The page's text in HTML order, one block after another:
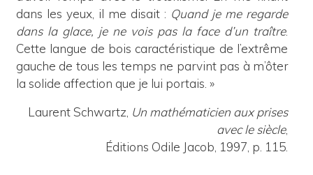
dans les yeux, il me disait : Quand je me regarde
dans la glace, je ne vois pas la face d’un traître.
Cette langue de bois caractéristique de l’extrême
gauche de tous les temps ne parvint pas à m’ôter
la solide affection que je lui portais. »
Laurent Schwartz, Un mathématicien aux prises
avec le siècle,
Éditions Odile Jacob, 1997, p. 115.